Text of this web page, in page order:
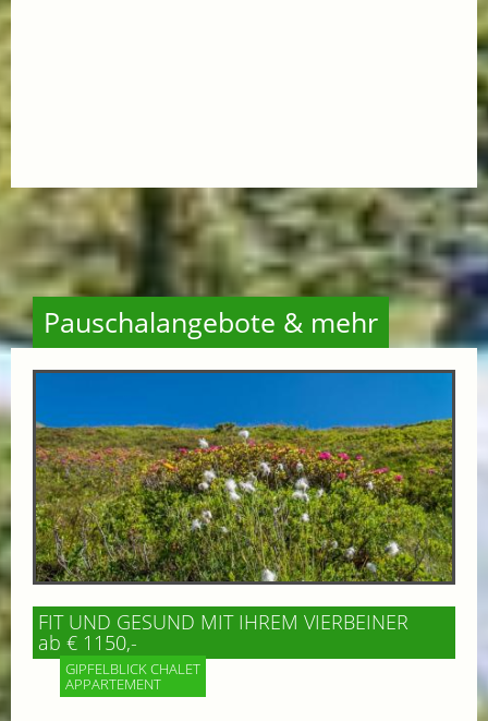
Pauschalangebote & mehr
FIT UND GESUND MIT IHREM VIERBEINER
ab € 1150,-
GIPFELBLICK CHALET
APPARTEMENT